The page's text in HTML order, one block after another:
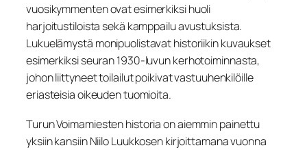
vuosikymmenten ovat esimerkiksi huoli
harjoitustiloista sekä kamppailu avustuksista.
Lukuelämystä monipuolistavat historiikin kuvaukset
esimerkiksi seuran 1930-luvun kerhotoiminnasta,
johon liittyneet toilailut poikivat vastuuhenkilöille
eriasteisia oikeuden tuomioita.
Turun Voimamiesten historia on aiemmin painettu
yksiin kansiin Niilo Luukkosen kirjoittamana vuonna